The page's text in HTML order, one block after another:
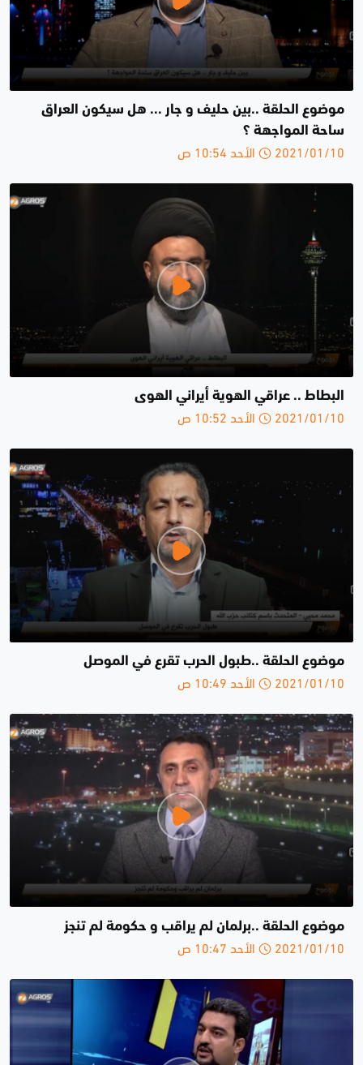
موضوع الحلقة ..بين حليف و جار ... هل سيكون العراق
ساحة المواجهة ؟
2021/01/10 الأحد 10:54 ص
البطاط .. عراقي الهوية أيراني الهوى
2021/01/10 الأحد 10:52 ص
موضوع الحلقة ..طبول الحرب تقرع في الموصل
2021/01/10 الأحد 10:49 ص
موضوع الحلقة ..برلمان لم يراقب و حكومة لم تنجز
2021/01/10 الأحد 10:47 ص